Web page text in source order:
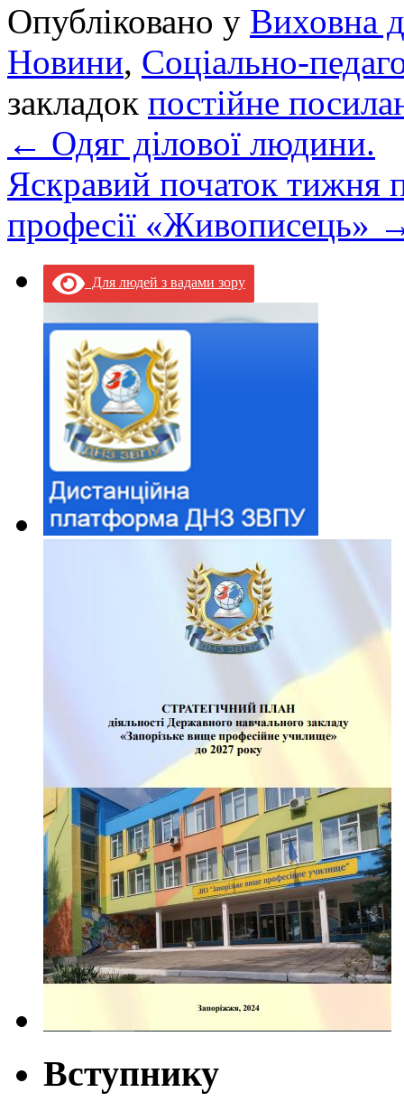
Опубліковано у Виховна
Новини, Соціально-
закладок постійне
← Одяг ділової людини.
Яскравий початок тижня
професії «Живописець»
Для людей з вадами зору
Вступнику